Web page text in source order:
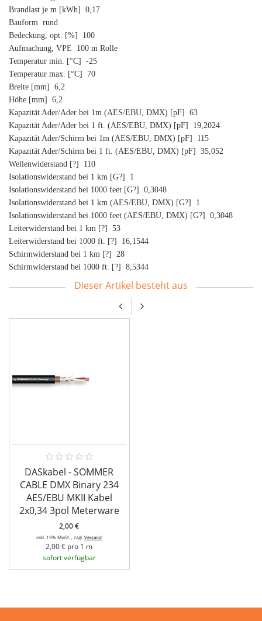
Brandlast je m [kWh] 0,17
Bauform rund
Bedeckung, opt. [%] 100
Aufmachung, VPE 100 m Rolle
Temperatur min. [°C] -25
Temperatur max. [°C] 70
Breite [mm] 6,2
Höhe [mm] 6,2
Kapazität Ader/Ader bei 1m (AES/EBU, DMX) [pF] 63
Kapazität Ader/Ader bei 1 ft. (AES/EBU, DMX) [pF] 19,2024
Kapazität Ader/Schirm bei 1m (AES/EBU, DMX) [pF] 115
Kapazität Ader/Schirm bei 1 ft. (AES/EBU, DMX) [pF] 35,052
Wellenwiderstand [?] 110
Isolationswiderstand bei 1 km [G?] 1
Isolationswiderstand bei 1000 feet [G?] 0,3048
Isolationswiderstand bei 1 km (AES/EBU, DMX) [G?] 1
Isolationswiderstand bei 1000 feet (AES/EBU, DMX) [G?] 0,3048
Leiterwiderstand bei 1 km [?] 53
Leiterwiderstand bei 1000 ft. [?] 16,1544
Schirmwiderstand bei 1 km [?] 28
Schirmwiderstand bei 1000 ft. [?] 8,5344
Dieser Artikel besteht aus
DASkabel - SOMMER
CABLE DMX Binary 234
AES/EBU MKII Kabel
2x0,34 3pol Meterware
2,00 €
inkl. 19% MwSt. , zzgl.Versand
2,00 € pro 1 m
sofort verfügbar